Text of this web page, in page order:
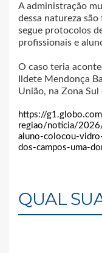
A administração
dessa natureza
segue protocolos
profissionais e
O caso teria
Ildete Mendonça
União, na Zona Sul
https://
regiao/noticia/
aluno-colocou-
dos-campos-uma-
QUAL